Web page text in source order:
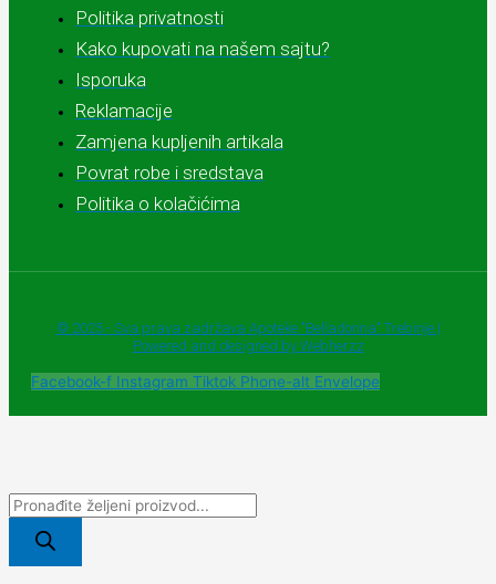
Politika privatnosti
Kako kupovati na našem sajtu?
Isporuka
Reklamacije
Zamjena kupljenih artikala
Povrat robe i sredstava
Politika o kolačićima
© 2025 - Sva prava zadržava Apoteke "Belladonna" Trebinje |
Powered and designed by Webherzz
Facebook-f Instagram Tiktok Phone-alt Envelope